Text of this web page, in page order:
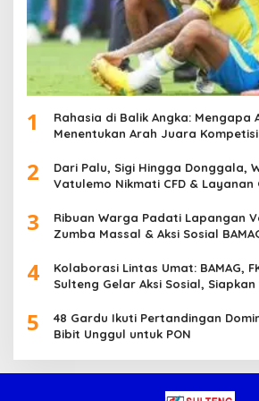
1
Rahasia di Balik Angka: Mengapa
Menentukan Arah Juara
2
Dari Palu, Sigi Hingga Donggala,
Vatulemo Nikmati CFD & Layanan
3
Ribuan Warga Padati Lapangan
Zumba Massal & Aksi Sosial
4
Kolaborasi Lintas Umat: BAMAG,
Sulteng Gelar Aksi Sosial, Siapkan
5
48 Gardu Ikuti Pertandingan
Bibit Unggul untuk PON